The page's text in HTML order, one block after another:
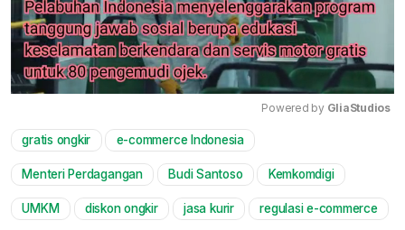
Powered by GliaStudios
gratis ongkir e-commerce Indonesia
Menteri Perdagangan Budi Santoso Kemkomdigi
UMKM diskon ongkir jasa kurir regulasi e-commerce